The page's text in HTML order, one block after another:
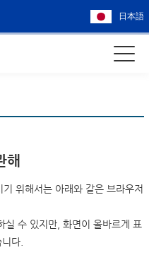
日本語
해
위해서는 아래와 같은 브라우저
실 수 있지만, 화면이 올바르게 표
다.